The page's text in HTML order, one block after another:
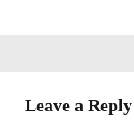
Leave a Reply